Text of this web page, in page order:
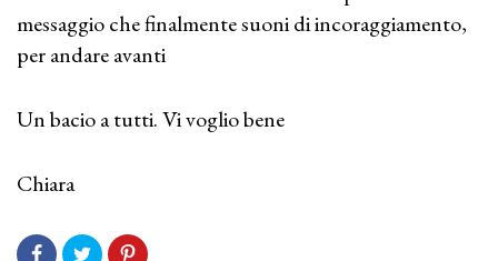
messaggio che finalmente suoni di incoraggiamento,
per andare avanti
Un bacio a tutti. Vi voglio bene
Chiara